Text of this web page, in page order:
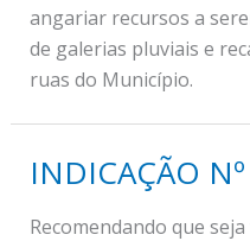
angariar recursos a
de galerias pluviais e
ruas do Município.
INDICAÇÃO
Recomendando que